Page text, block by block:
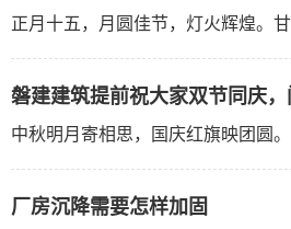
磐建建筑提前祝大家双节同庆，
厂房沉降需要怎样加固